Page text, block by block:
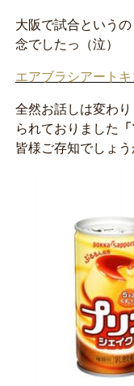
大阪で試合という
念でしたっ（泣）
エアブラシアートキ
全然お話しは変わ
られておりました
皆様ご存知でしょう